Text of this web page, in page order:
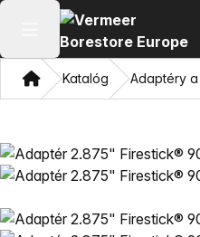
Otvoriť hlavné menu
DomovKatalóg Adaptéry